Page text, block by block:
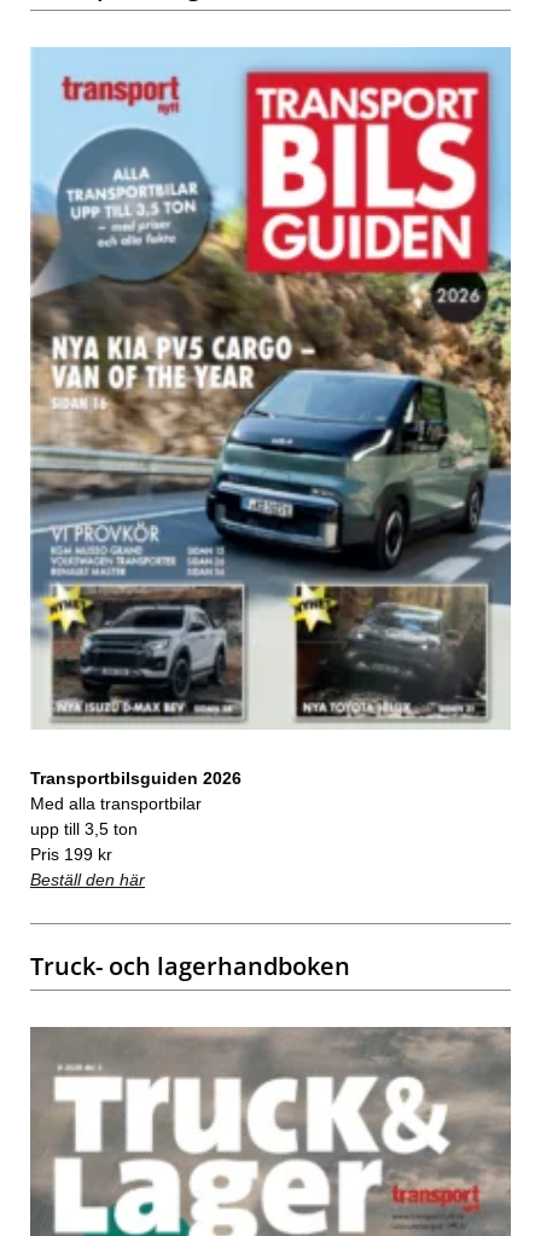
Transportbilsguiden 2026
Med alla transportbilar
upp till 3,5 ton
Pris 199 kr
Beställ den här
Truck- och lagerhandboken